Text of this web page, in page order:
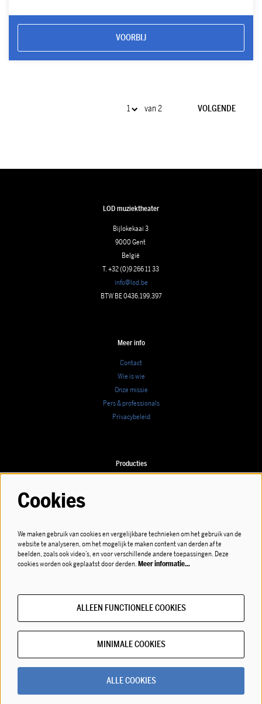
VOORBIJ
van 2 VOLGENDE
LOD muziektheater
Bijlokekaai 3
9000 Gent
België
T. +32 (0)9 266 11 33
info@lod.be
BTW BE 0436.199.397
Meer info
Contact
Wie is wie
Onze missie
Pers & professionals
Privacybeleid
Producties
Volg ons
Meld je aan voor de nieuwsbrief!
Cookies
We maken gebruik van cookies en vergelijkbare technieken om het gebruik van de
website te analyseren, om het mogelijk te maken content van derden af te
beelden, zoals ook video’s, en voor verschillende andere toepassingen. Deze
cookies worden ook geplaatst door derden.Meer informatie…
ALLEEN FUNCTIONELE COOKIES
MINIMALE COOKIES
ALLE COOKIES